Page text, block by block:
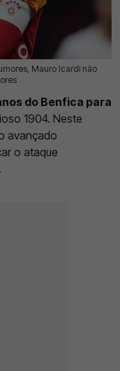
Mauro Icardi não
do Benfica para
1904. Neste
avançado
o ataque